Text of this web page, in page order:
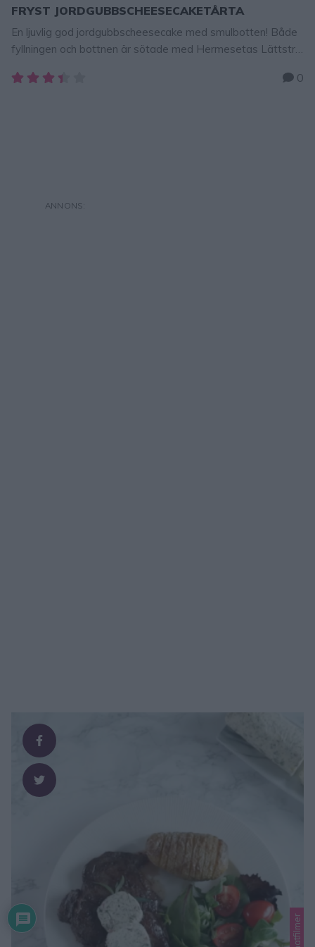
FRYST JORDGUBBSCHEESECAKETÅRTA
En ljuvlig god jordgubbscheesecake med smulbotten! Både
fyllningen och bottnen är sötade med Hermesetas Lättströ
god som med socker, men med 90 % mindre kalorier. Helt 0